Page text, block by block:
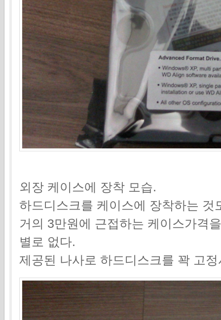
외장 케이스에 장착 모습.
하드디스크를 케이스에 장착하는 것
거의 3만원에 근접하는 케이스가격
별로 없다.
제공된 나사로 하드디스크를 꽉 고